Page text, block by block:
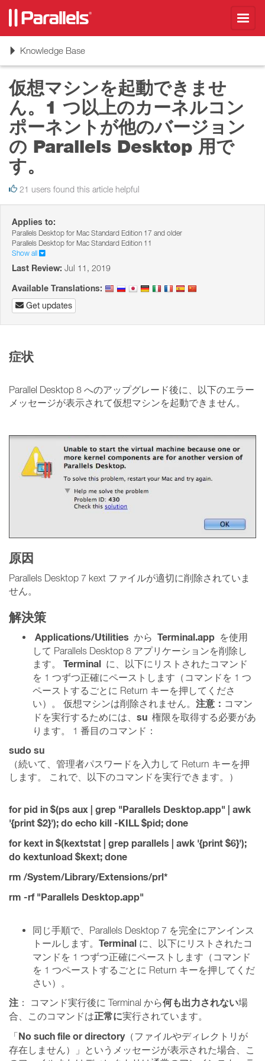
ToggleKnowledge Base
仮想マシンを起動できませ
ん。1 つ以上のカーネルコン
ポーネントが他のバージョン
の Parallels Desktop 用で
す。
21 users found this article helpful
Applies to:
Parallels Desktop for Mac Standard Edition 17 and older
Parallels Desktop for Mac Standard Edition 11
Show all
Last Review: Jul 11, 2019
Available Translations:
Get updates
症状
Parallel Desktop 8 へのアップグレード後に、以下のエラー
メッセージが表示されて仮想マシンを起動できません。
原因
Parallels Desktop 7 kext ファイルが適切に削除されていま
せん。
解決策
Applications/Utilities から Terminal.app を使用
して Parallels Desktop 8 アプリケーションを削除し
ます。 Terminal に、以下にリストされたコマンド
を 1 つずつ正確にペーストします（コマンドを 1 つ
ペーストするごとに Return キーを押してくださ
い）。 仮想マシンは削除されません。 注意： コマン
ドを実行するためには、 su 権限を取得する必要があ
ります。 1 番目のコマンド：
sudo su
（続いて、管理者パスワードを入力して Return キーを押
します。 これで、以下のコマンドを実行できます。）
for pid in $(ps aux | grep "Parallels Desktop.app" | awk
'{print $2}'); do echo kill -KILL $pid; done
for kext in $(kextstat | grep parallels | awk '{print $6}');
do kextunload $kext; done
rm /System/Library/Extensions/prl*
rm -rf "Parallels Desktop.app"
同じ手順で、Parallels Desktop 7 を完全にアンインス
トールします。 Terminal に、以下にリストされたコ
マンドを 1 つずつ正確にペーストします（コマンド
を 1 つペーストするごとに Return キーを押してくだ
さい）。
注 ： コマンド実行後に Terminal から何も出力されない場
合、このコマンドは正常に実行されています。
「No such file or directory（ファイルやディレクトリが
存在しません）」というメッセージが表示された場合、こ